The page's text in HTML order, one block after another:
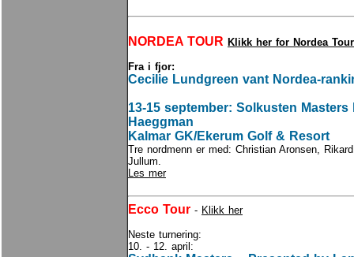
NORDEA TOUR Klikk her for Nordea Tour
Fra i fjor:
Cecilie Lundgreen vant Nordea-
13-15 september: Solkusten
Haeggman
Kalmar GK/Ekerum Golf & Resort
Tre nordmenn er med: Christian Aronsen,
Jullum.
Les mer
Ecco Tour - Klikk her
Neste turnering:
10. - 12. april: